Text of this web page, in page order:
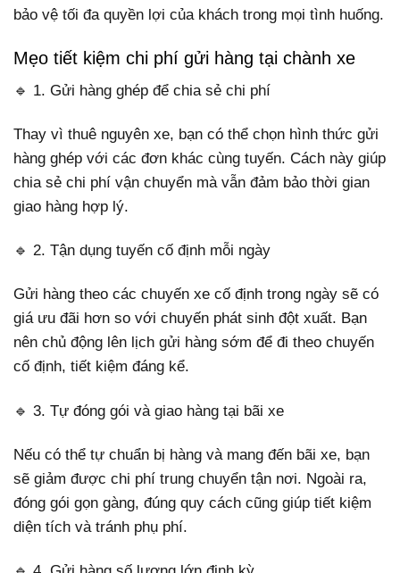
bảo vệ tối đa quyền lợi của khách trong mọi tình huống.
Mẹo tiết kiệm chi phí gửi hàng tại chành xe
🔹 1. Gửi hàng ghép để chia sẻ chi phí
Thay vì thuê nguyên xe, bạn có thể chọn hình thức gửi
hàng ghép với các đơn khác cùng tuyến. Cách này giúp
chia sẻ chi phí vận chuyển mà vẫn đảm bảo thời gian
giao hàng hợp lý.
🔹 2. Tận dụng tuyến cố định mỗi ngày
Gửi hàng theo các chuyến xe cố định trong ngày sẽ có
giá ưu đãi hơn so với chuyến phát sinh đột xuất. Bạn
nên chủ động lên lịch gửi hàng sớm để đi theo chuyến
cố định, tiết kiệm đáng kể.
🔹 3. Tự đóng gói và giao hàng tại bãi xe
Nếu có thể tự chuẩn bị hàng và mang đến bãi xe, bạn
sẽ giảm được chi phí trung chuyển tận nơi. Ngoài ra,
đóng gói gọn gàng, đúng quy cách cũng giúp tiết kiệm
diện tích và tránh phụ phí.